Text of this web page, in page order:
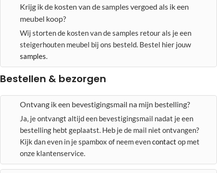
Krijg ik de kosten van de samples vergoed als ik een
meubel koop?
Wij storten de kosten van de samples retour als je een
steigerhouten meubel bij ons besteld. Bestel hier jouw
samples.
Bestellen & bezorgen
Ontvang ik een bevestigingsmail na mijn bestelling?
Ja, je ontvangt altijd een bevestigingsmail nadat je een
bestelling hebt geplaatst. Heb je de mail niet ontvangen?
Kijk dan even in je spambox of neem evencontact op met
onze klantenservice.